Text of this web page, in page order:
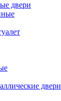
двери
двери